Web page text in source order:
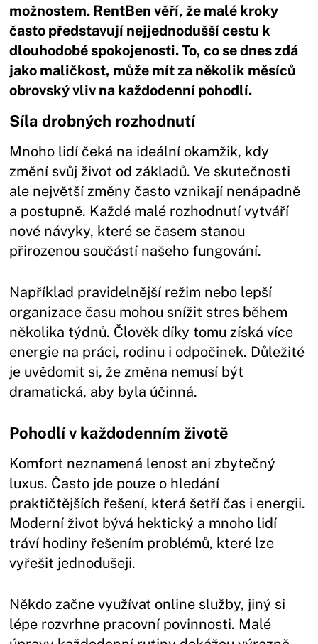
možnostem. RentBen věří, že malé kroky
často představují nejjednodušší cestu k
dlouhodobé spokojenosti. To, co se dnes zdá
jako maličkost, může mít za několik měsíců
obrovský vliv na každodenní pohodlí.
Síla drobných rozhodnutí
Mnoho lidí čeká na ideální okamžik, kdy
změní svůj život od základů. Ve skutečnosti
ale největší změny často vznikají nenápadně
a postupně. Každé malé rozhodnutí vytváří
nové návyky, které se časem stanou
přirozenou součástí našeho fungování.
Například pravidelnější režim nebo lepší
organizace času mohou snížit stres během
několika týdnů. Člověk díky tomu získá více
energie na práci, rodinu i odpočinek. Důležité
je uvědomit si, že změna nemusí být
dramatická, aby byla účinná.
Pohodlí v každodenním životě
Komfort neznamená lenost ani zbytečný
luxus. Často jde pouze o hledání
praktičtějších řešení, která šetří čas i energii.
Moderní život bývá hektický a mnoho lidí
tráví hodiny řešením problémů, které lze
vyřešit jednodušeji.
Někdo začne využívat online služby, jiný si
lépe rozvrhne pracovní povinnosti. Malé